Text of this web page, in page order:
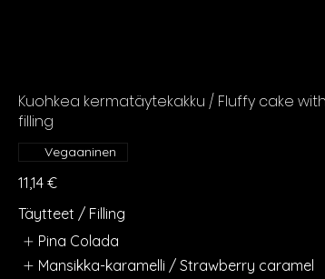
Kuohkea kermatäytekakku / Fluffy cake
filling
11,14 €
Vegaaninen
Täytteet / Filling
Pina Colada
Mansikka-karamelli / Strawberry caramel